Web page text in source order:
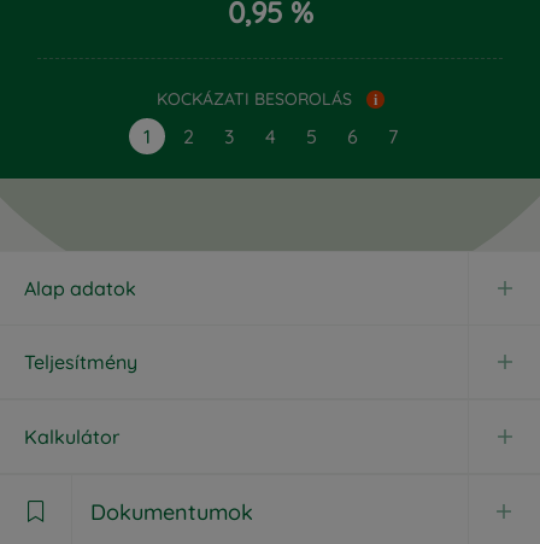
0,95 %
KOCKÁZATI BESOROLÁS i
1 2 3 4 5 6 7
Alap adatok
Teljesítmény
Kalkulátor
 Dokumentumok